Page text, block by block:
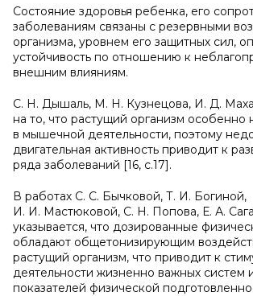
Состояние здоровья ребенка, его
заболеваниям связаны с резервными
организма, уровнем его защитных сил,
устойчивость по отношению к
внешним влияниям.
С. Н. Дышаль, М. Н. Кузнецова, И. Д.
на то, что растущий организм особенно
в мышечной деятельности, поэтому
двигательная активность приводит к
ряда заболеваний [16, с.17].
В работах С. С. Бычковой, Т. И. Богиной,
И. И. Мастюковой, С. Н. Попова, Е. А.
указывается, что дозированные
обладают общетонизирующим
растущий организм, что приводит к
деятельности жизненно важных систем
показателей физической